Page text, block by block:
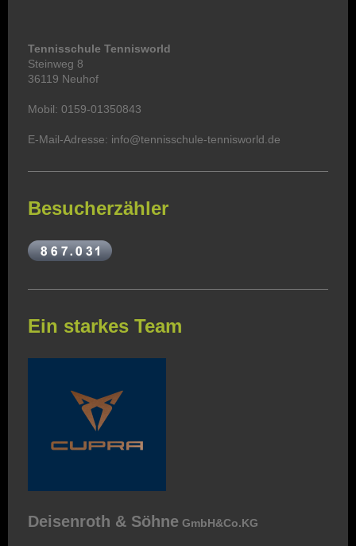
Tennisschule Tennisworld
Steinweg 8
36119 Neuhof
Mobil: 0159-01350843
E-Mail-Adresse: info@tennisschule-tennisworld.de
Besucherzähler
Ein starkes Team
Deisenroth & Söhne GmbH&Co.KG